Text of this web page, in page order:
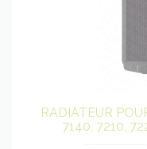
RADIATEUR
7140, 7210,